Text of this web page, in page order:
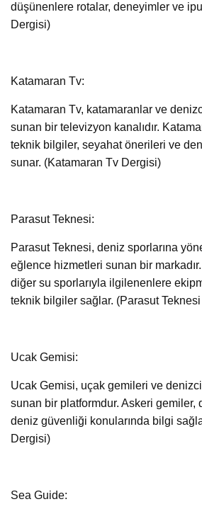
düşünenlere rotalar, deneyimler ve
Dergisi)
Katamaran Tv:
Katamaran Tv, katamaranlar ve
sunan bir televizyon kanalıdır.
teknik bilgiler, seyahat önerileri ve
sunar. (Katamaran Tv Dergisi)
Parasut Teknesi:
Parasut Teknesi, deniz sporlarına
eğlence hizmetleri sunan bir
diğer su sporlarıyla ilgilenenlere
teknik bilgiler sağlar. (Parasut
Ucak Gemisi:
Ucak Gemisi, uçak gemileri ve
sunan bir platformdur. Askeri gemiler,
deniz güvenliği konularında bilgi
Dergisi)
Sea Guide: